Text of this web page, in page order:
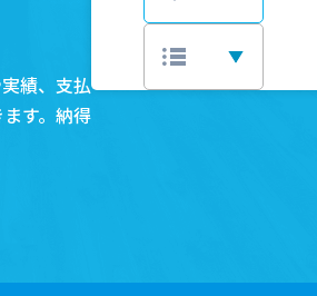
績、支払
す。納得